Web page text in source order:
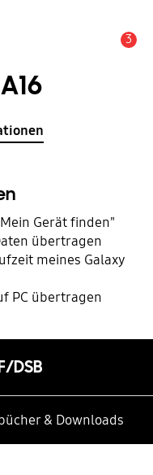
3
Gerät finden"
übertragen
meines Galaxy
PC übertragen
DSB
& Downloads